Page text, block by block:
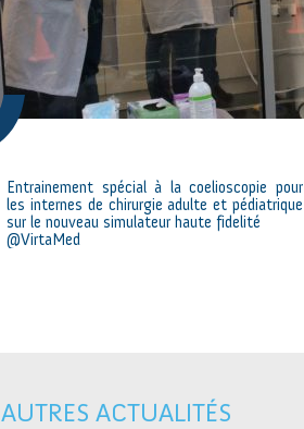
Entrainement spécial à la coelioscopie pour
les internes de chirurgie adulte et pédiatrique
sur le nouveau simulateur haute fidelité
@VirtaMed
AUTRES ACTUALITÉS